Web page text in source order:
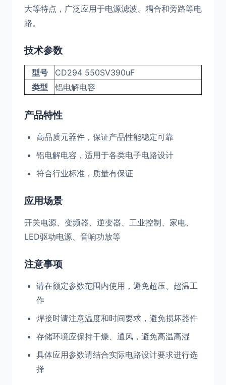
大等特点，广泛应用于电源滤波、耦合和旁路等电
路。
技术参数
型号
CD294 550SV390uF
类型
铝电解电容
产品特性
高品质元器件，保证产品性能稳定可靠
铝电解电容，适用于各类电子电路设计
符合行业标准，质量有保证
应用场景
开关电源、变频器、逆变器、工业控制、家电、
LED驱动电源、音响功放等
注意事项
请在额定参数范围内使用，避免超压、超温工
作
焊接时请注意温度和时间要求，避免损坏器件
存储环境应保持干燥、通风，避免高温高湿
具体应用参数请结合实际电路设计要求进行选
择